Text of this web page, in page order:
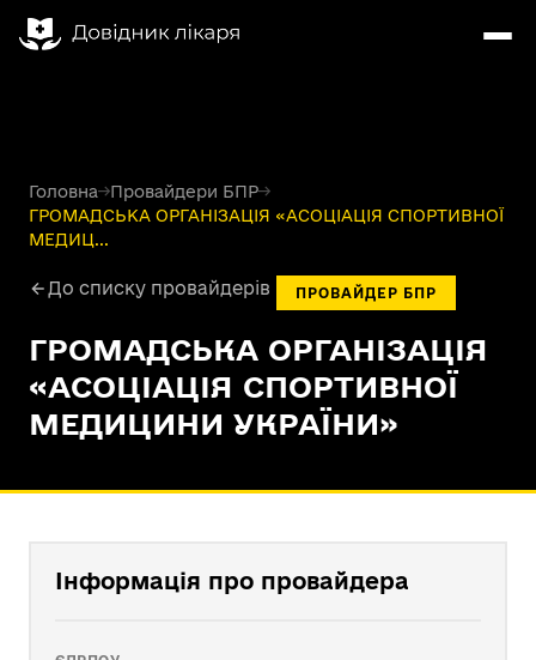
Головна→Провайдери БПР→
ГРОМАДСЬКА ОРГАНІЗАЦІЯ «АСОЦІАЦІЯ СПОРТИВНОЇ
МЕДИЦ...
До списку провайдерів ПРОВАЙДЕР БПР
ГРОМАДСЬКА ОРГАНІЗАЦІЯ
«АСОЦІАЦІЯ СПОРТИВНОЇ
МЕДИЦИНИ УКРАЇНИ»
Інформація про провайдера